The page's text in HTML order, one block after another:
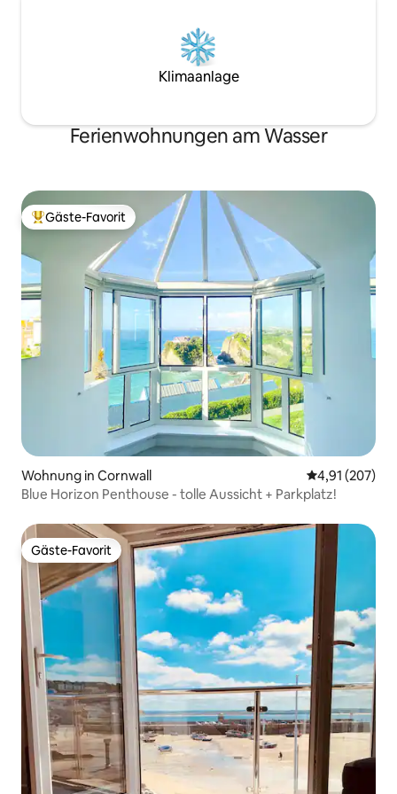
Klimaanlage
Ferienwohnungen am Wasser
Beliebter Gäste-Favorit.
Gäste-Favorit
Wohnung in Cornwall
4,91 (207)
Blue Horizon Penthouse - tolle Aussicht + Parkplatz!
Gäste-Favorit
Gäste-Favorit